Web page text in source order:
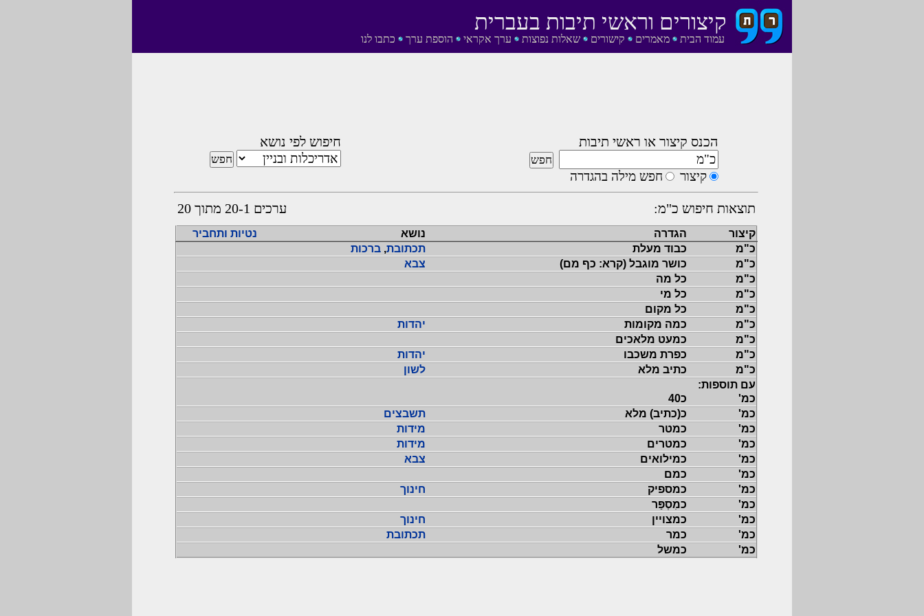
עמוד הבית מאמרים קישורים שאלות נפוצות ערך אקראי הוספת ערך כתבו לנו
קיצורים וראשי תיבות בעברית
הכנס קיצור או ראשי תיבות
קיצור חפש מילה בהגדרה
חיפוש לפי נושא
תוצאות חיפוש כ"מ: ערכים 20-1 מתוך 20
קיצור הגדרה נושא
נטיות ותחביר
כ"מ
כבוד מעלת תכתובת,ברכות
כ"מ
כושר מוגבל (קרא: כף מם)
צבא
כ"מ
כל מה
כ"מ
כל מי
כ"מ
כל מקום
כ"מ
כמה מקומות
יהדות
כ"מ
כמעט מלאכים
כ"מ
כפרת משכבו
יהדות
כ"מ
כתיב מלא
לשון
עם תוספות:
כמ'
כ40
כמ'
כ(כתיב) מלא
תשבצים
כמ'
כמטר
מידות
כמ'
כמטרים
מידות
כמ'
כמילואים
צבא
כמ'
כמם
כמ'
כמספיק
חינוך
כמ'
כמִסְפַּר
כמ'
כמצויין
חינוך
כמ'
כמר
תכתובת
כמ'
כמשל